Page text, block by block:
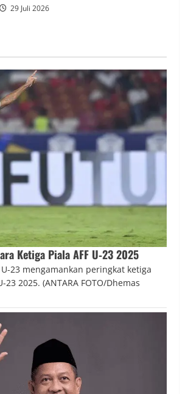
29 Juli 2026
Ketiga Piala AFF U‑23 2025
23 mengamankan peringkat ketiga
23 2025. (ANTARA FOTO/Dhemas